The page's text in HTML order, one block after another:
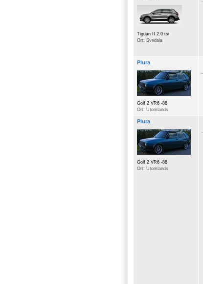
Tiguan II 2.0 tsi
Ort: Svedala
Plura
Golf 2 VR6 -88
Ort: Utomlands
Plura
Golf 2 VR6 -88
Ort: Utomlands